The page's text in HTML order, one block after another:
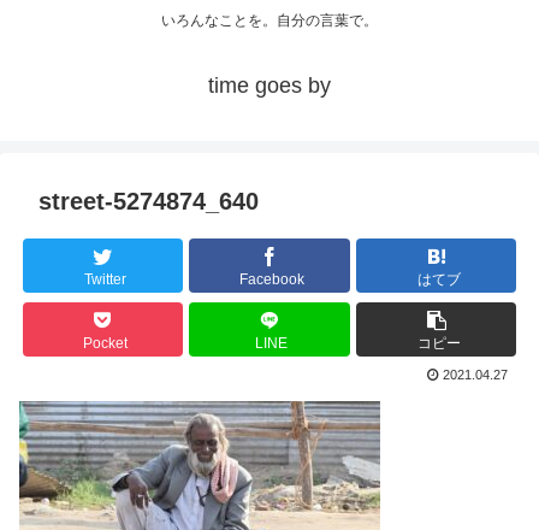
いろんなことを。自分の言葉で。
time goes by
street-5274874_640
Twitter Facebook はてブ
Pocket LINE コピー
2021.04.27